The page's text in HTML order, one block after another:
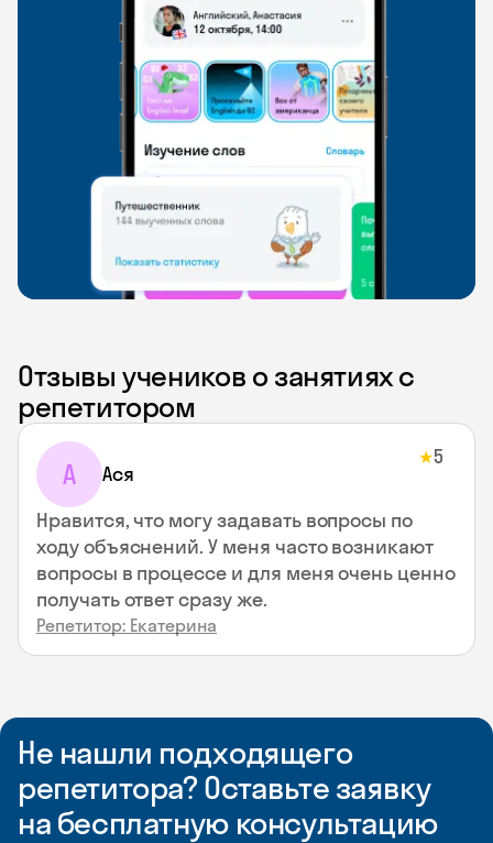
Отзывы учеников о занятиях с
репетитором
А Ася
★5
Нравится, что могу задавать вопросы по
ходу объяснений. У меня часто возникают
вопросы в процессе и для меня очень ценно
получать ответ сразу же.
Репетитор: Екатерина
Не нашли подходящего
репетитора? Оставьте заявку
на бесплатную консультацию